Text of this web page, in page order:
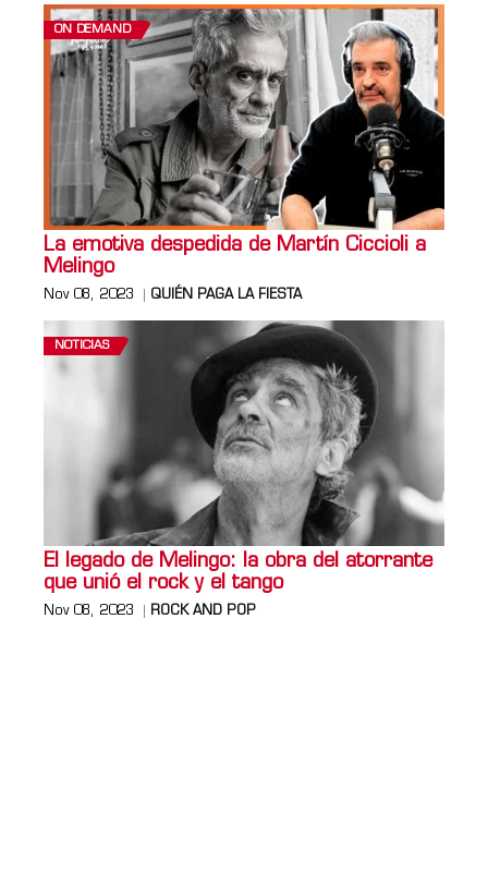
ON DEMAND
La emotiva despedida de Martín Ciccioli a
Melingo
Nov 08, 2023 QUIÉN PAGA LA FIESTA
NOTICIAS
El legado de Melingo: la obra del atorrante
que unió el rock y el tango
Nov 08, 2023 ROCK AND POP